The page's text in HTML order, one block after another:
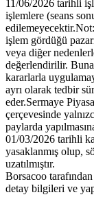
11/06/2026 tarihli
işlemlere (seans
işlem gördüğü
veya diğer
değerlendirilir.
kararlarla
ayrı olarak tedbir
eder.Sermaye
çerçevesinde
paylarda
01/03/2026 tarihli
yasaklanmış olup,
uzatılmıştır.
Borsacoo
detay bilgileri ve